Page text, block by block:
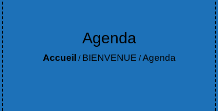
Agenda
Accueil / BIENVENUE /Agenda